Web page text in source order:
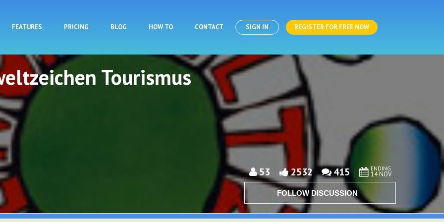
FEATURES PRICING BLOG HOW TO CONTACT SIGN IN REGISTER FOR FREE NOW
Tourismus
53 2532 415 ENDING
14 NOV
FOLLOW DISCUSSION